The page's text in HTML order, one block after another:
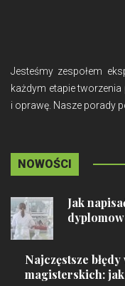
Jesteśmy zespołem
każdym etapie
i oprawę. Nasze porady
NOWOŚCI
Jak
Najczęstsze
magisterskich: